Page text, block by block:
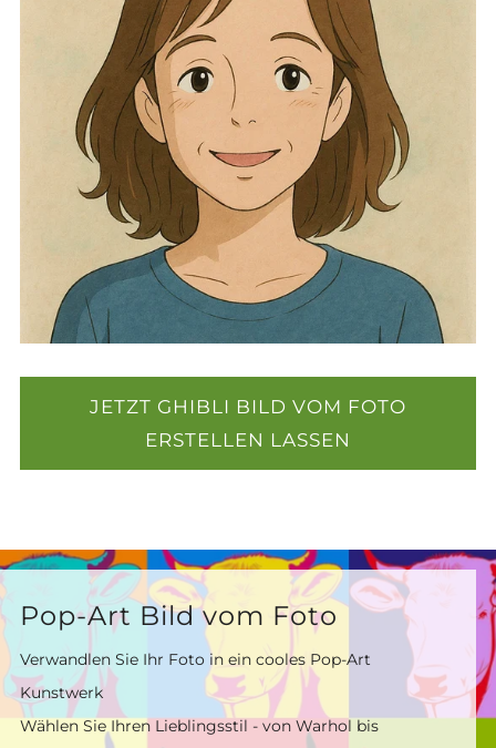
JETZT GHIBLI BILD VOM FOTO
ERSTELLEN LASSEN
Pop-Art Bild vom Foto
Verwandlen Sie Ihr Foto in ein cooles Pop-Art
Kunstwerk
Wählen Sie Ihren Lieblingsstil - von Warhol bis